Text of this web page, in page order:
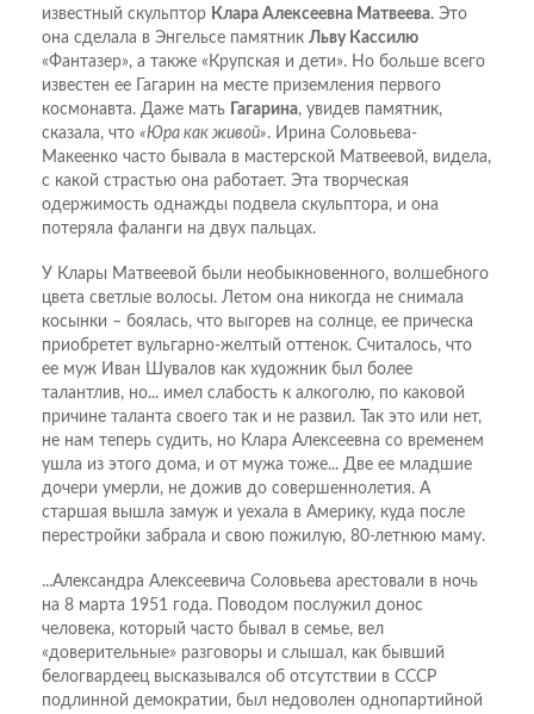
известный скульптор Клара Алексеевна Матвеева. Это
она сделала в Энгельсе памятник Льву Кассилю
«Фантазер», а также «Крупская и дети». Но больше всего
известен ее Гагарин на месте приземления первого
космонавта. Даже мать Гагарина, увидев памятник,
сказала, что «Юра как живой». Ирина Соловьева-
Макеенко часто бывала в мастерской Матвеевой, видела,
с какой страстью она работает. Эта творческая
одержимость однажды подвела скульптора, и она
потеряла фаланги на двух пальцах.
У Клары Матвеевой были необыкновенного, волшебного
цвета светлые волосы. Летом она никогда не снимала
косынки – боялась, что выгорев на солнце, ее прическа
приобретет вульгарно-желтый оттенок. Считалось, что
ее муж Иван Шувалов как художник был более
талантлив, но... имел слабость к алкоголю, по каковой
причине таланта своего так и не развил. Так это или нет,
не нам теперь судить, но Клара Алексеевна со временем
ушла из этого дома, и от мужа тоже... Две ее младшие
дочери умерли, не дожив до совершеннолетия. А
старшая вышла замуж и уехала в Америку, куда после
перестройки забрала и свою пожилую, 80-летнюю маму.
...Александра Алексеевича Соловьева арестовали в ночь
на 8 марта 1951 года. Поводом послужил донос
человека, который часто бывал в семье, вел
«доверительные» разговоры и слышал, как бывший
белогвардеец высказывался об отсутствии в СССР
подлинной демократии, был недоволен однопартийной